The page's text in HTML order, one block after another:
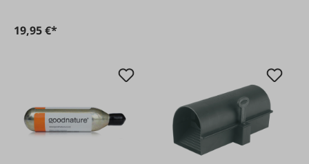
19,95 €*